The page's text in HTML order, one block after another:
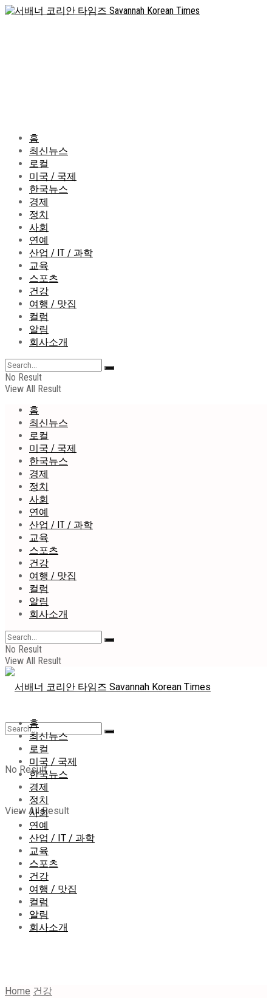
홈
최신뉴스
로컬
미국 / 국제
한국뉴스
경제
정치
사회
연예
산업 / IT / 과학
교육
스포츠
건강
여행 / 맛집
컬럼
알림
회사소개
No Result
View All Result
홈
최신뉴스
로컬
미국 / 국제
한국뉴스
경제
정치
사회
연예
산업 / IT / 과학
교육
스포츠
건강
여행 / 맛집
컬럼
알림
회사소개
No Result
View All Result
No Result
View All Result
홈
최신뉴스
로컬
미국 / 국제
한국뉴스
경제
정치
사회
연예
산업 / IT / 과학
교육
스포츠
건강
여행 / 맛집
컬럼
알림
회사소개
Home 건강